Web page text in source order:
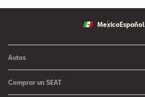
MexicoEspañol
Autos
Arona
Comprar un SEAT